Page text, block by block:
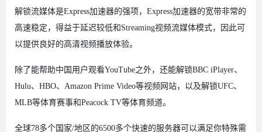
解锁流媒体是Express加速器的强项，Express加速器的宽带非常的
高速稳定，得益于延迟较低和Streaming视频流媒体模式，因此可
以提供良好的高清视频播放体验。
除了能帮助中国用户观看YouTube之外，还能解锁BBC iPlayer、
Hulu、HBO、Amazon Prime Video等视频网站，以及解锁UFC、
MLB等体育赛事和Peacock TV等体育频道。
全球78多个国家/地区的6500多个快速的服务器可以满足你特殊需